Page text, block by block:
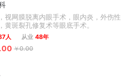
视网膜脱离内眼手术，眼内炎，外伤性
黄斑裂孔修复术等眼底手术。
人 从业 48年
￥0.00